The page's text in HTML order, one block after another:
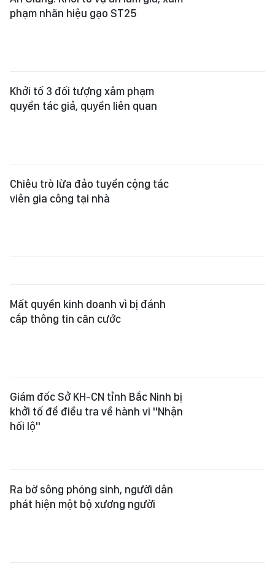
phạm nhãn hiệu gạo ST25
Khởi tố 3 đối tượng xâm phạm
quyền tác giả, quyền liên quan
Chiêu trò lừa đảo tuyển cộng tác
viên gia công tại nhà
Mất quyền kinh doanh vì bị đánh
cắp thông tin căn cước
Giám đốc Sở KH-CN tỉnh Bắc Ninh bị
khởi tố để điều tra về hành vi "Nhận
hối lộ"
Ra bờ sông phóng sinh, người dân
phát hiện một bộ xương người